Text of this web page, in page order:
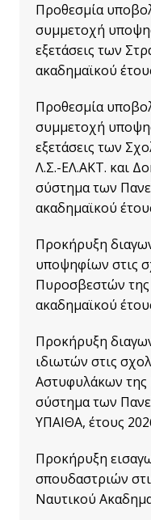
Προθεσμία
συμμετοχή
εξετάσεις των
ακαδημαϊκού
Προθεσμία
συμμετοχή
εξετάσεις των
Λ.Σ.-ΕΛ.ΑΚΤ. και
σύστημα των
ακαδημαϊκού
Προκήρυξη
υποψηφίων στις
Πυροσβεστών
ακαδημαϊκού
Προκήρυξη
ιδιωτών στις
Αστυφυλάκων της
σύστημα των
ΥΠΑΙΘΑ, έτους
Προκήρυξη
σπουδαστριών
Ναυτικού